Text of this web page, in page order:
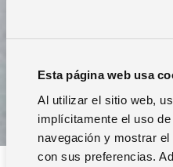
Esta página web usa
Al utilizar el sitio web,
implícitamente el uso
navegación y mostrar
con sus preferencias.